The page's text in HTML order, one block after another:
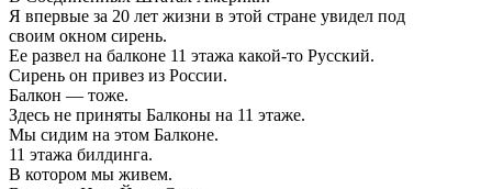
Я впервые за 20 лет жизни в этой стране увидел под
своим окном сирень.
Ее развел на балконе 11 этажа какой-то Русский.
Сирень он привез из России.
Балкон — тоже.
Здесь не приняты Балконы на 11 этаже.
Мы сидим на этом Балконе.
11 этажа билдинга.
В котором мы живем.